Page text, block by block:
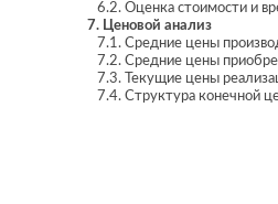
6.2. Оценка стоимости и
7. Ценовой анализ
7.1. Средние цены
7.2. Средние цены
7.3. Текущие цены
7.4. Структура конечной